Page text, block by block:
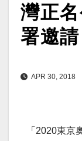
灣正
署邀請
APR 30, 2018
「2020東京